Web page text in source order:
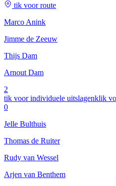
tik voor route
Marco Anink
Jimme de Zeeuw
Thijs Dam
Arnout Dam
2
tik voor individuele uitslagenklik
0
Jelle Bulthuis
Thomas de Ruiter
Rudy van Wessel
Arjen van Benthem